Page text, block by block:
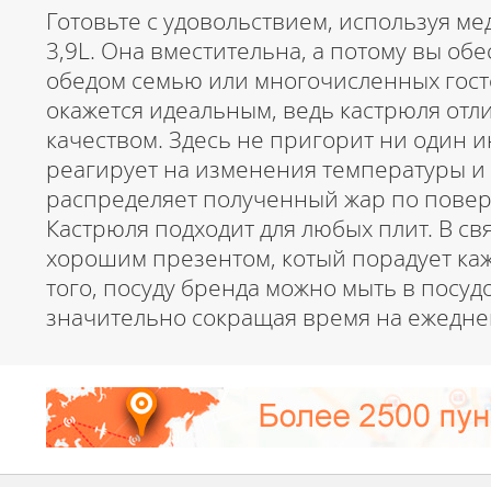
Готовьте с удовольствием, используя
3,9L. Она вместительна, а потому вы
обедом семью или многочисленных
окажется идеальным, ведь кастрюля
качеством. Здесь не пригорит ни один
реагирует на изменения температуры
распределяет полученный жар по
Кастрюля подходит для любых плит. В
хорошим презентом, котый порадует
того, посуду бренда можно мыть в
значительно сокращая время на